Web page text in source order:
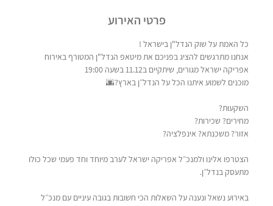
פרטי האירוע
כל האמת על שוק הנדל"ן בישראל !
אנחנו מתרגשים להציג בפניכם את מיטאפ הנדל"ן המטורף באירוח
אפריקה ישראל מגורים, שיתקיים ב11.12 בשעה 19:00
הצטרפו אלינו ולמנכ״ל אפריקה ישראל לערב מיוחד וחד פעמי שכל כולו
באירוע נשאל ונענה על השאלות הכי חשובות בגובה עיניים עם מנכ״ל